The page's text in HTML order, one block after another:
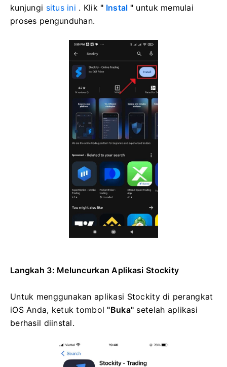
kunjungi situs ini . Klik " Instal " untuk memulai
proses pengunduhan.
Langkah 3: Meluncurkan Aplikasi Stockity
Untuk menggunakan aplikasi Stockity di perangkat
iOS Anda, ketuk tombol "Buka" setelah aplikasi
berhasil diinstal.